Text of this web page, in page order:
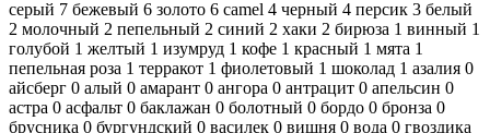
серый 7 бежевый 6 золото 6 camel 4 черный 4 персик 3 белый
2 молочный 2 пепельный 2 синий 2 хаки 2 бирюза 1 винный 1
голубой 1 желтый 1 изумруд 1 кофе 1 красный 1 мята 1
пепельная роза 1 терракот 1 фиолетовый 1 шоколад 1 азалия 0
айсберг 0 алый 0 амарант 0 ангора 0 антрацит 0 апельсин 0
астра 0 асфальт 0 баклажан 0 болотный 0 бордо 0 бронза 0
брусника 0 бургундский 0 василек 0 вишня 0 вода 0 гвоздика